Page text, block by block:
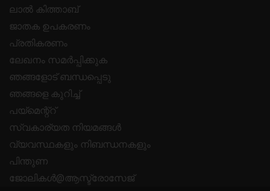
ലാൽ കിത്താബ്
ജാതക ഉപകരണം
പ്രതികരണം
ലേഖനം സമർപ്പിക്കുക
ഞങ്ങളോട് ബന്ധപ്പെടു
ഞങ്ങളെ കുറിച്ച്
പയ്മെന്റ്റ്
സ്വകാര്യത നിയമങ്ങൾ
വ്യവസ്ഥകളും നിബന്ധനകളും
പിന്തുണ
ജോലികൾ@ആസ്ട്രോസേജ്